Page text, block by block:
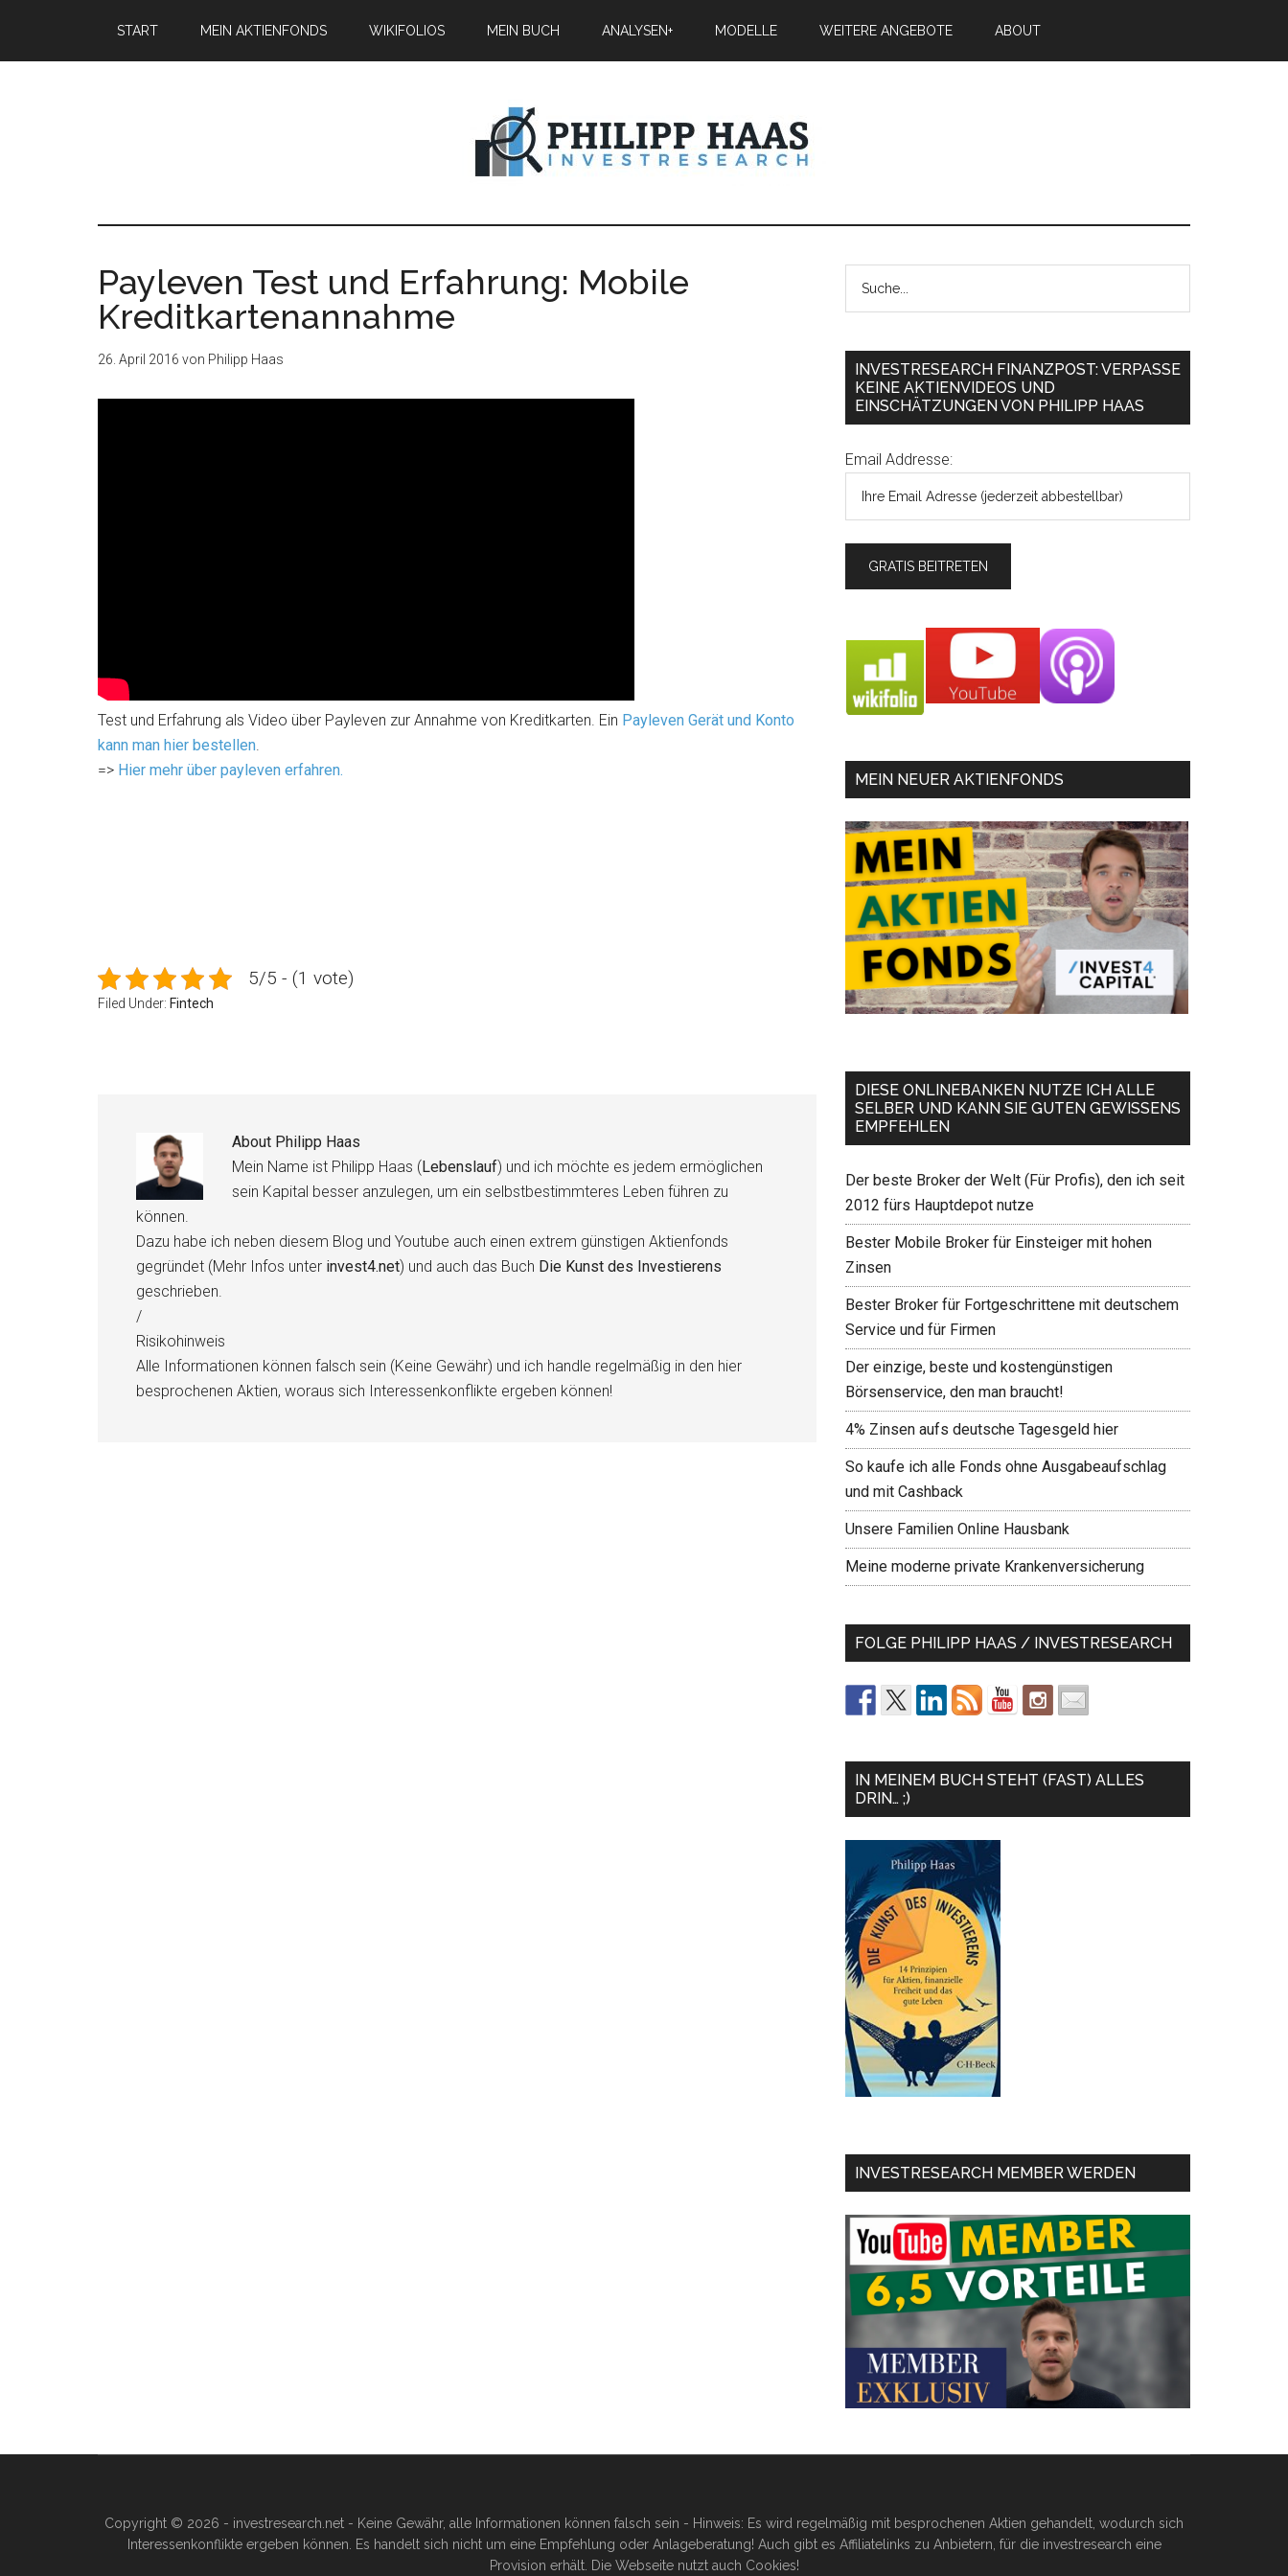
START MEIN AKTIENFONDS WIKIFOLIOS MEIN BUCH ANALYSEN+ MODELLE WEITERE ANGEBOTE ABOUT
Payleven Test und Erfahrung: Mobile
Kreditkartenannahme
26. April 2016 von Philipp Haas
Test und Erfahrung als Video über Payleven zur Annahme von Kreditkarten. Ein Payleven Gerät und Konto
kann man hier bestellen.
=> Hier mehr über payleven erfahren.
5/5 - (1 vote)
Filed Under: Fintech
About Philipp Haas
Mein Name ist Philipp Haas (Lebenslauf) und ich möchte es jedem ermöglichen
sein Kapital besser anzulegen, um ein selbstbestimmteres Leben führen zu
können.
Dazu habe ich neben diesem Blog und Youtube auch einen extrem günstigen Aktienfonds
gegründet (Mehr Infos unter invest4.net) und auch das Buch Die Kunst des Investierens
geschrieben.
/
Risikohinweis
Alle Informationen können falsch sein (Keine Gewähr) und ich handle regelmäßig in den hier
besprochenen Aktien, woraus sich Interessenkonflikte ergeben können!
INVESTRESEARCH FINANZPOST: VERPASSE
KEINE AKTIENVIDEOS UND
EINSCHÄTZUNGEN VON PHILIPP HAAS
Email Addresse:
MEIN NEUER AKTIENFONDS
DIESE ONLINEBANKEN NUTZE ICH ALLE
SELBER UND KANN SIE GUTEN GEWISSENS
EMPFEHLEN
Der beste Broker der Welt (Für Profis), den ich seit
2012 fürs Hauptdepot nutze
Bester Mobile Broker für Einsteiger mit hohen
Zinsen
Bester Broker für Fortgeschrittene mit deutschem
Service und für Firmen
Der einzige, beste und kostengünstigen
Börsenservice, den man braucht!
4% Zinsen aufs deutsche Tagesgeld hier
So kaufe ich alle Fonds ohne Ausgabeaufschlag
und mit Cashback
Unsere Familien Online Hausbank
Meine moderne private Krankenversicherung
FOLGE PHILIPP HAAS / INVESTRESEARCH
IN MEINEM BUCH STEHT (FAST) ALLES
DRIN… ;)
INVESTRESEARCH MEMBER WERDEN
Copyright © 2026 - investresearch.net - Keine Gewähr, alle Informationen können falsch sein - Hinweis: Es wird regelmäßig mit besprochenen Aktien gehandelt, wodurch sich
Interessenkonflikte ergeben können. Es handelt sich nicht um eine Empfehlung oder Anlageberatung! Auch gibt es Affiliatelinks zu Anbietern, für die investresearch eine
Provision erhält. Die Webseite nutzt auch Cookies!